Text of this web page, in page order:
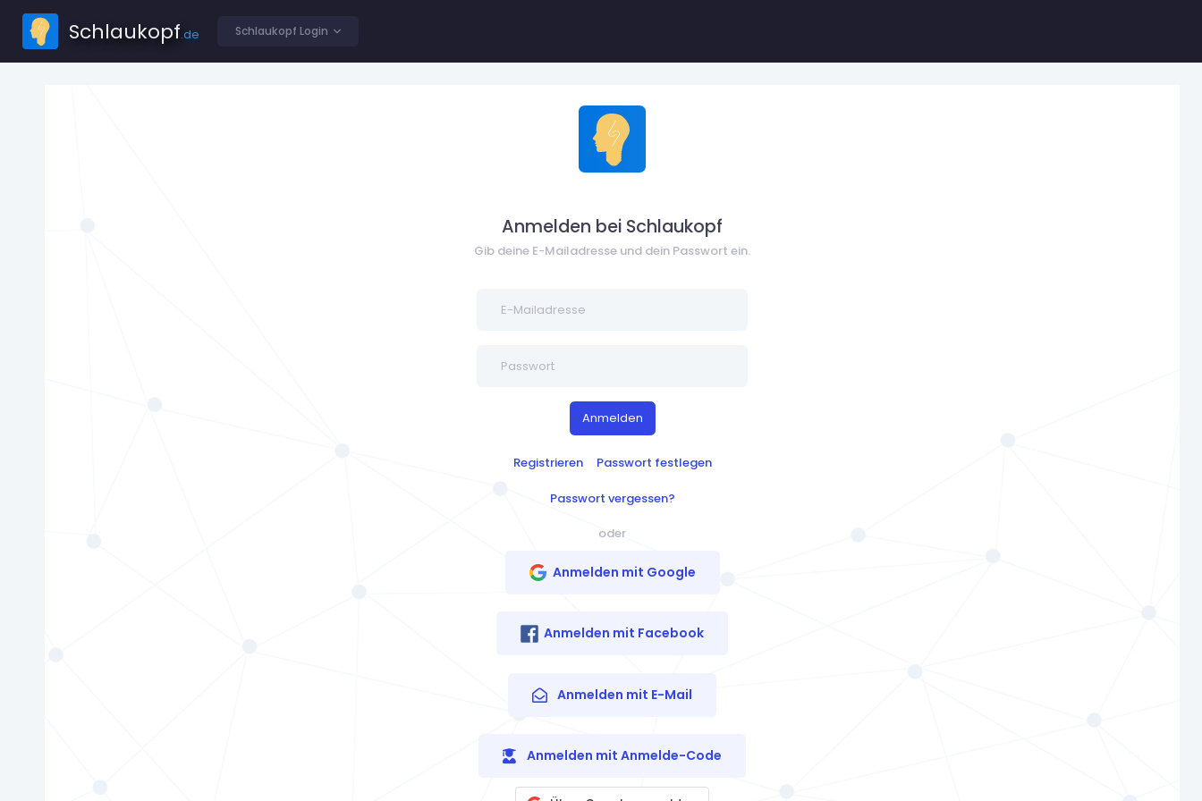
Schlaukopf.de Schlaukopf Login
Anmelden bei Schlaukopf
Gib deine E-Mailadresse und dein Passwort ein.
Anmelden
Registrieren Passwort festlegen
Passwort vergessen?
oder
Anmelden mit Google
Anmelden mit Facebook
Anmelden mit E-Mail
Anmelden mit Anmelde-Code